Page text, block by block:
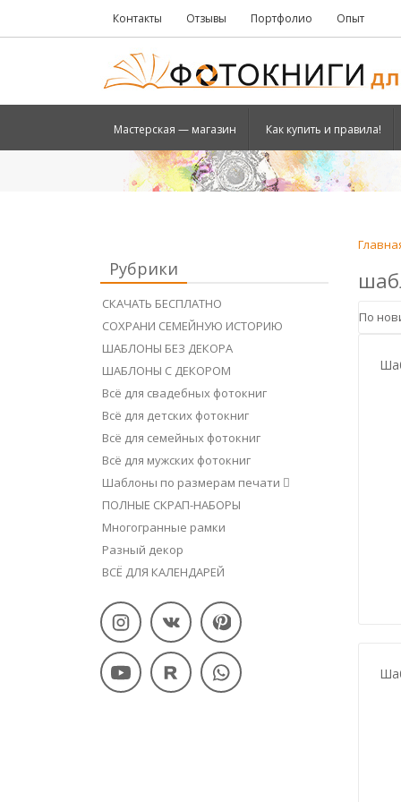
Контакты Отзывы Портфолио Опыт
Мастерская — магазин Как купить и правила!
Рубрики
СКАЧАТЬ БЕСПЛАТНО
СОХРАНИ СЕМЕЙНУЮ ИСТОРИЮ
ШАБЛОНЫ БЕЗ ДЕКОРА
ШАБЛОНЫ С ДЕКОРОМ
Всё для свадебных фотокниг
Всё для детских фотокниг
Всё для семейных фотокниг
Всё для мужских фотокниг
Шаблоны по размерам печати
ПОЛНЫЕ СКРАП-НАБОРЫ
Многогранные рамки
Разный декор
ВСЁ ДЛЯ КАЛЕНДАРЕЙ